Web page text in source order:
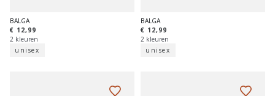
BALGA
€ 12,99
2 kleuren
unisex
BALGA
€ 12,99
2 kleuren
unisex